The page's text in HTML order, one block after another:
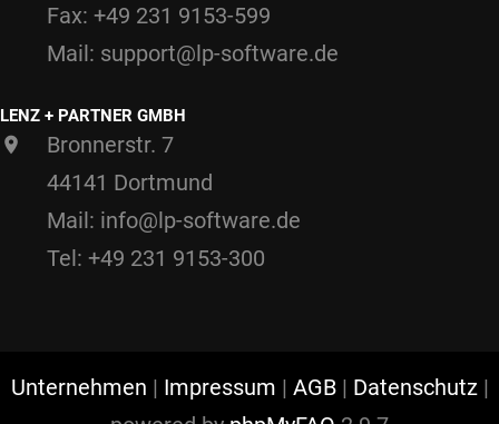
Fax: +49 231 9153-599
Mail: support@lp-software.de
LENZ + PARTNER GMBH
Bronnerstr. 7
44141 Dortmund
Mail: info@lp-software.de
Tel: +49 231 9153-300
Unternehmen | Impressum | AGB | Datenschutz|